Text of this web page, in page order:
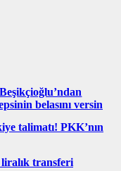
belasını versin
talimatı! PKK’nın
transferi